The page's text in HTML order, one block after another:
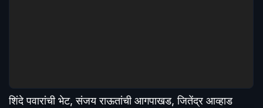
शिंदे पवारांची भेट, संजय राऊतांची आगपाखड, जितेंद्र आव्हाड